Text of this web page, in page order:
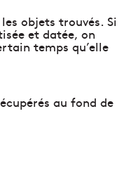
objets trouvés. Si
et datée, on
temps qu’elle
au fond de